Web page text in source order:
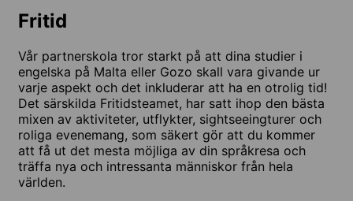
Fritid
Vår partnerskola tror starkt på att dina studier i
engelska på Malta eller Gozo skall vara givande ur
varje aspekt och det inkluderar att ha en otrolig tid!
Det särskilda Fritidsteamet, har satt ihop den bästa
mixen av aktiviteter, utflykter, sightseeingturer och
roliga evenemang, som säkert gör att du kommer
att få ut det mesta möjliga av din språkresa och
träffa nya och intressanta människor från hela
världen.